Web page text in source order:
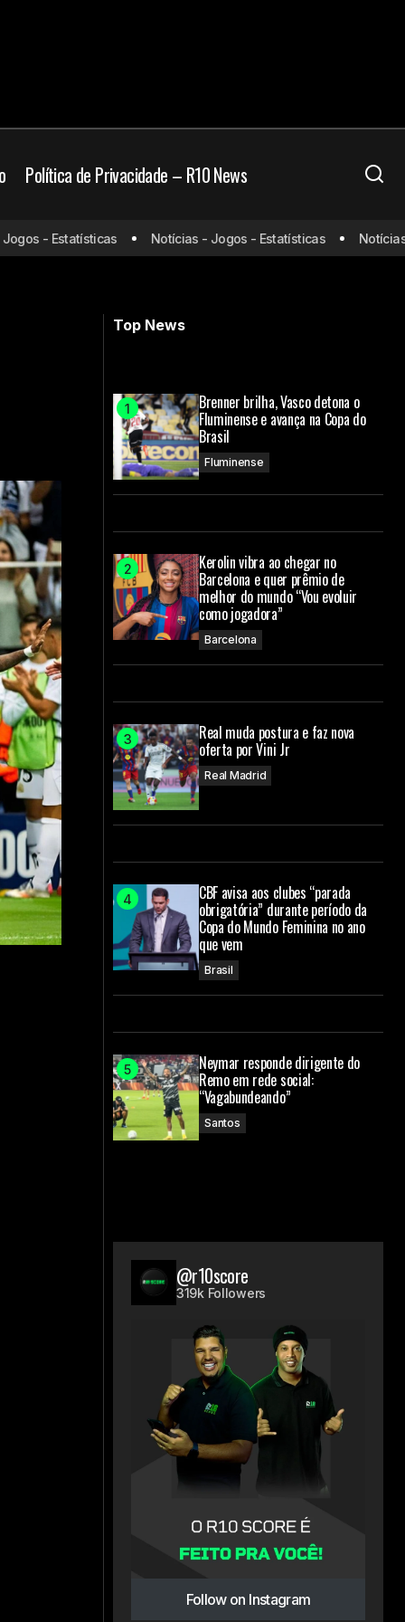
Política de Privacidade – R10 News
pela La
Palmeiras x São Paulo: escalações,
arbitragem e onde assistir
- Estatísticas Notícias - Jogos - Estatísticas Notícias -
Top News
Brenner brilha, Vasco detona o
Fluminense e avança na Copa do
Brasil
Fluminense
Kerolin vibra ao chegar no
Barcelona e quer prêmio de
melhor do mundo “Vou evoluir
como jogadora”
Barcelona
Real muda postura e faz nova
oferta por Vini Jr
Real Madrid
CBF avisa aos clubes “parada
obrigatória” durante período da
Copa do Mundo Feminina no ano
que vem
Brasil
Neymar responde dirigente do
Remo em rede social:
“Vagabundeando”
Santos
@r10score
319k Followers
Follow on Instagram